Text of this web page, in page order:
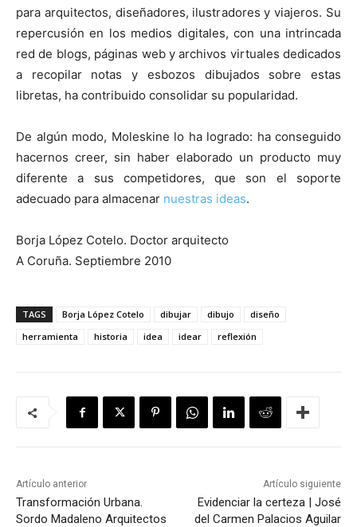
para arquitectos, diseñadores, ilustradores y viajeros. Su
repercusión en los medios digitales, con una intrincada
red de blogs, páginas web y archivos virtuales dedicados
a recopilar notas y esbozos dibujados sobre estas
libretas, ha contribuido consolidar su popularidad.
De algún modo, Moleskine lo ha logrado: ha conseguido
hacernos creer, sin haber elaborado un producto muy
diferente a sus competidores, que son el soporte
adecuado para almacenar nuestras ideas.
Borja López Cotelo. Doctor arquitecto
A Coruña. Septiembre 2010
TAGS Borja López Cotelo dibujar dibujo
diseño
herramienta
historia idea idear reflexión
Artículo anterior
Transformación Urbana.
Sordo Madaleno Arquitectos
Artículo siguiente
Evidenciar la certeza | José
del Carmen Palacios Aguilar